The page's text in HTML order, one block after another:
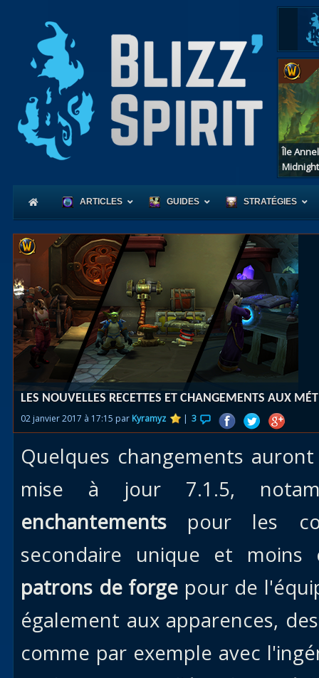
Île
Midnight
ARTICLES GUIDES
Coeur
Races
alliées
des îles
le vol
Uldum
Val
STRATÉGIES
LES NOUVELLES RECETTES ET CHANGEMENTS AUX
02 janvier 2017 à 17:15 par Kyramyz | 3
Quelques changements
mise à jour 7.1.5,
enchantements pour les
secondaire unique et
patrons de forge pour de
également aux apparences,
comme par exemple avec